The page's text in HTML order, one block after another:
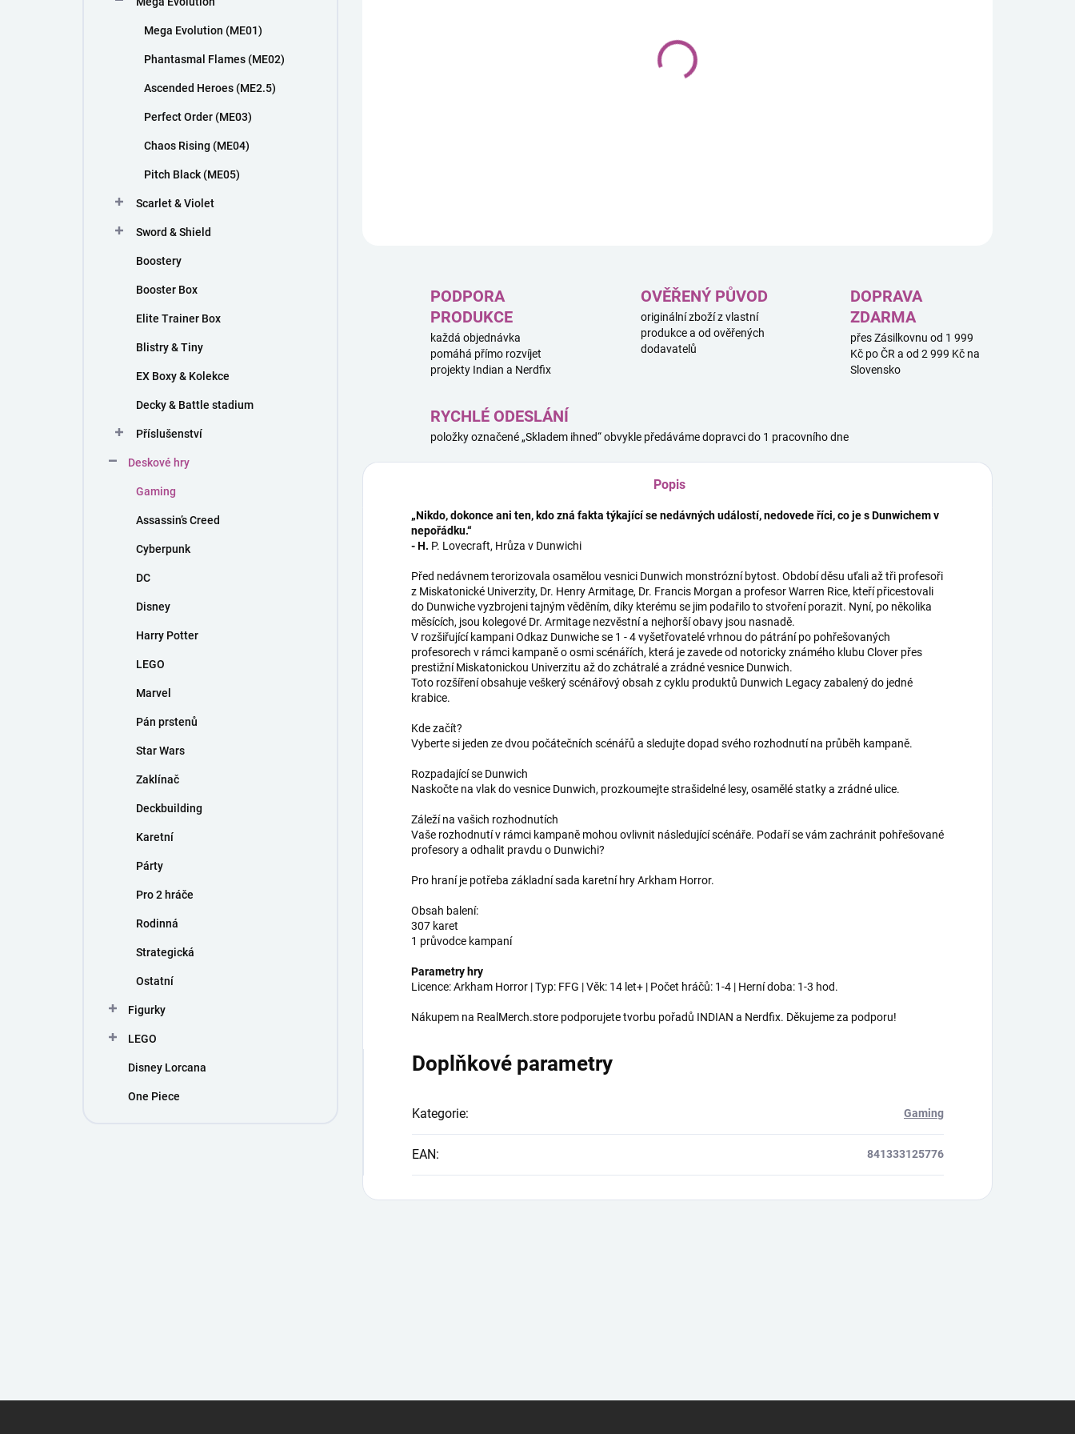
Mega Evolution (ME01)
Phantasmal Flames (ME02)
Ascended Heroes (ME2.5)
Perfect Order (ME03)
Chaos Rising (ME04)
Pitch Black (ME05)
Scarlet & Violet
Sword & Shield
Boostery
Booster Box
Elite Trainer Box
Blistry & Tiny
EX Boxy & Kolekce
Decky & Battle stadium
Příslušenství
Deskové hry
Gaming
Assassin’s Creed
Cyberpunk
DC
Disney
Harry Potter
LEGO
Marvel
Pán prstenů
Star Wars
Zaklínač
Deckbuilding
Karetní
Párty
Pro 2 hráče
Rodinná
Strategická
Ostatní
Figurky
LEGO
Disney Lorcana
One Piece
PODPORA
PRODUKCE
každá objednávka
pomáhá přímo rozvíjet
projekty Indian a Nerdfix
OVĚŘENÝ PŮVOD
originální zboží z vlastní
produkce a od ověřených
dodavatelů
DOPRAVA
ZDARMA
přes Zásilkovnu od 1 999
Kč po ČR a od 2 999 Kč na
Slovensko
RYCHLÉ ODESLÁNÍ
položky označené „Skladem ihned“ obvykle předáváme dopravci do 1 pracovního dne
Popis
„Nikdo, dokonce ani ten, kdo zná fakta týkající se nedávných událostí, nedovede říci, co je s Dunwichem v
nepořádku.“
- H. P. Lovecraft, Hrůza v Dunwichi
Před nedávnem terorizovala osamělou vesnici Dunwich monstrózní bytost. Období děsu uťali až tři profesoři
z Miskatonické Univerzity, Dr. Henry Armitage, Dr. Francis Morgan a profesor Warren Rice, kteří přicestovali
do Dunwiche vyzbrojeni tajným věděním, díky kterému se jim podařilo to stvoření porazit. Nyní, po několika
měsících, jsou kolegové Dr. Armitage nezvěstní a nejhorší obavy jsou nasnadě.
V rozšiřující kampani Odkaz Dunwiche se 1 - 4 vyšetřovatelé vrhnou do pátrání po pohřešovaných
profesorech v rámci kampaně o osmi scénářích, která je zavede od notoricky známého klubu Clover přes
prestižní Miskatonickou Univerzitu až do zchátralé a zrádné vesnice Dunwich.
Toto rozšíření obsahuje veškerý scénářový obsah z cyklu produktů Dunwich Legacy zabalený do jedné
krabice.
Kde začít?
Vyberte si jeden ze dvou počátečních scénářů a sledujte dopad svého rozhodnutí na průběh kampaně.
Rozpadající se Dunwich
Naskočte na vlak do vesnice Dunwich, prozkoumejte strašidelné lesy, osamělé statky a zrádné ulice.
Záleží na vašich rozhodnutích
Vaše rozhodnutí v rámci kampaně mohou ovlivnit následující scénáře. Podaří se vám zachránit pohřešované
profesory a odhalit pravdu o Dunwichi?
Pro hraní je potřeba základní sada karetní hry Arkham Horror.
Obsah balení:
307 karet
1 průvodce kampaní
Parametry hry
Licence: Arkham Horror | Typ: FFG | Věk: 14 let+ | Počet hráčů: 1-4 | Herní doba: 1-3 hod.
Nákupem na RealMerch.store podporujete tvorbu pořadů INDIAN a Nerdfix. Děkujeme za podporu!
Doplňkové parametry
Kategorie: Gaming
EAN: 841333125776